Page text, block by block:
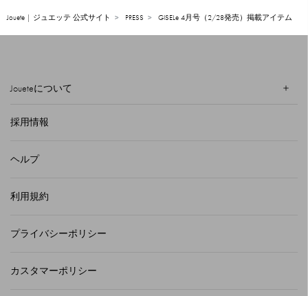
Jouete | ジュエッテ 公式サイト PRESS GISELe 4月号（2/28発売）掲載アイテム
Joueteについて
採用情報
ヘルプ
利用規約
プライバシーポリシー
カスタマーポリシー